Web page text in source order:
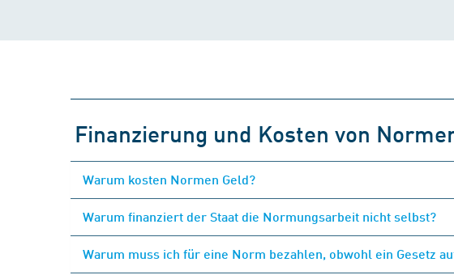
Finanzierung und Kosten von
Warum kosten Normen Geld?
Warum finanziert der Staat die Normungsarbeit nicht selbst?
Warum muss ich für eine Norm bezahlen, obwohl ein Gesetz